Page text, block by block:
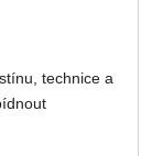
technice a